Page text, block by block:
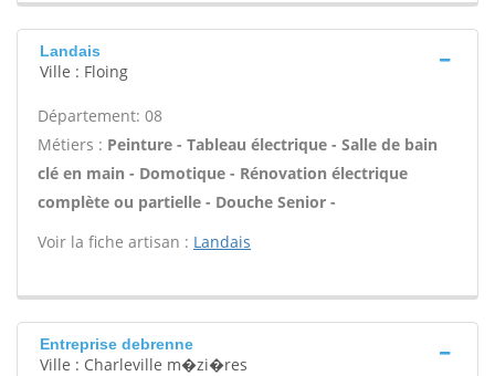
Landais
Ville : Floing
Département: 08
Métiers : Peinture - Tableau électrique - Salle de bain
clé en main - Domotique - Rénovation électrique
complète ou partielle - Douche Senior -
Voir la fiche artisan : Landais
Entreprise debrenne
Ville : Charleville m�zi�res